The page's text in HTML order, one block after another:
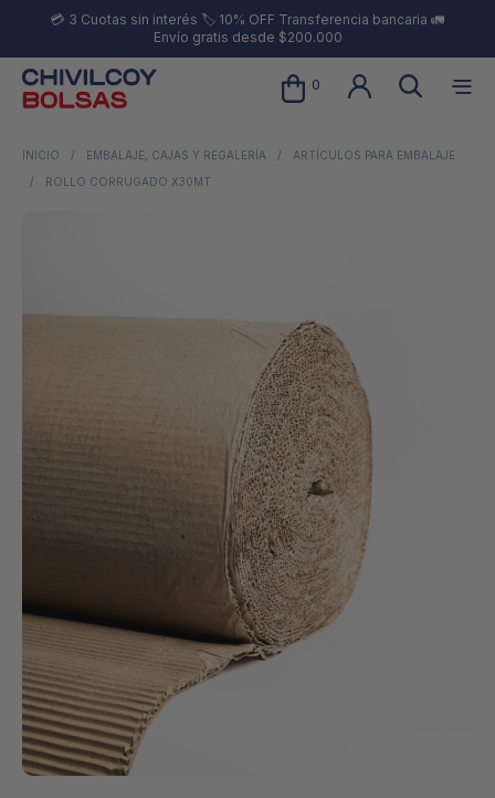
💳 3 Cuotas sin interés 🏷️ 10% OFF Transferencia bancaria 🚛
Envío gratis desde $200.000
0
INICIO / EMBALAJE, CAJAS Y REGALERÍA /
ARTÍCULOS PARA EMBALAJE
/
ROLLO CORRUGADO X30MT